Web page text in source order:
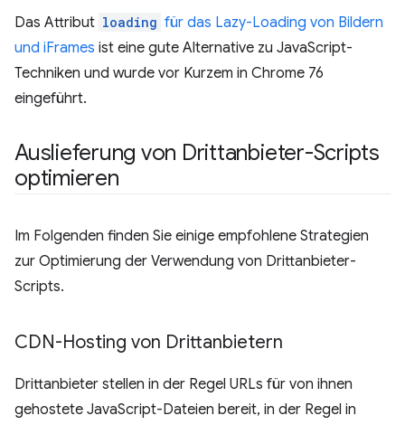
Das Attribut loading für das Lazy-Loading von Bildern
und iFrames ist eine gute Alternative zu JavaScript-
Techniken und wurde vor Kurzem in Chrome 76
eingeführt.
Auslieferung von Drittanbieter-Scripts
optimieren
Im Folgenden finden Sie einige empfohlene Strategien
zur Optimierung der Verwendung von Drittanbieter-
Scripts.
CDN-Hosting von Drittanbietern
Drittanbieter stellen in der Regel URLs für von ihnen
gehostete JavaScript-Dateien bereit, in der Regel in